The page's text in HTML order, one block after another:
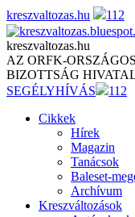
Skip
to
content
kreszvaltozas.hu 112
kreszvaltozas.hu
AZ ORFK-
BIZOTTSÁG
SEGÉLYHÍVÁS
112
Cikkek
Hírek
Magazin
Tanácsok
Baleset-
Archívum
Kreszváltozások